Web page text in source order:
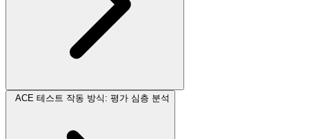
ACE 테스트 작동 방식: 평가 심층 분석